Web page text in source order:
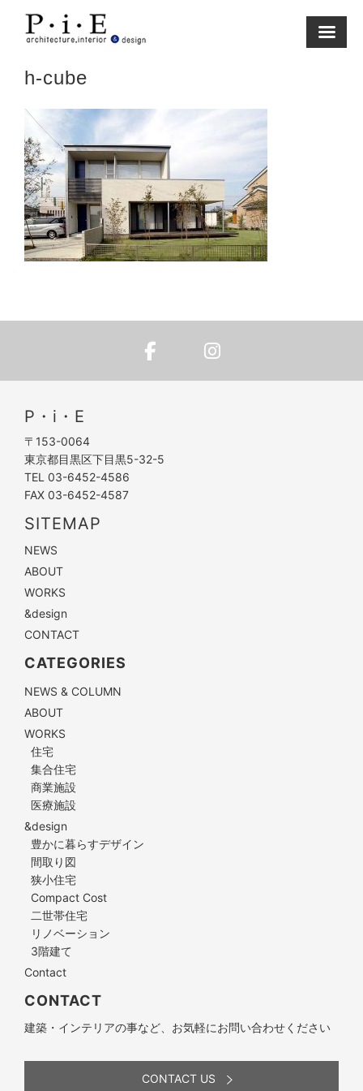
content
h-cube
P・i・E
〒153-0064
東京都目黒区下目黒5-32-5
TEL 03-6452-4586
FAX 03-6452-4587
SITEMAP
NEWS
ABOUT
WORKS
&design
CONTACT
CATEGORIES
NEWS & COLUMN
ABOUT
WORKS
住宅
集合住宅
商業施設
医療施設
&design
豊かに暮らすデザイン
間取り図
狭小住宅
Compact Cost
二世帯住宅
リノベーション
3階建て
Contact
CONTACT
建築・インテリアの事など、お気軽にお問い合わせください
CONTACT US